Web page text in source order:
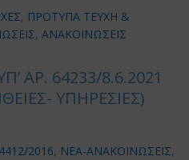
, ΠΡΟΤΥΠΑ ΤΕΥΧΗ &
, ΑΝΑΚΟΙΝΩΣΕΙΣ
ΑΡ. 64233/8.6.2021
ΥΠΗΡΕΣΙΕΣ)
2016, ΝΕΑ-ΑΝΑΚΟΙΝΩΣΕΙΣ,